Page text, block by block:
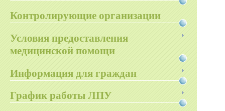
Контролирующие организации
Условия предоставления
медицинской помощи
Информация для граждан
График работы ЛПУ